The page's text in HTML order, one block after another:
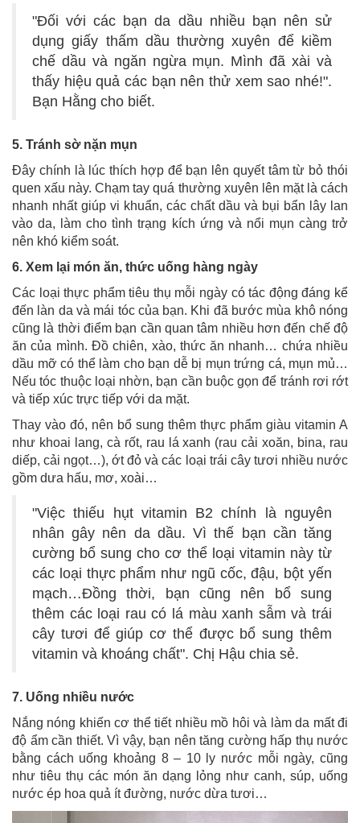
"Đối với các bạn da dầu nhiều bạn nên sử
dụng giấy thấm dầu thường xuyên để kiềm
chế dầu và ngăn ngừa mụn. Mình đã xài và
thấy hiệu quả các bạn nên thử xem sao nhé!".
Bạn Hằng cho biết.
5. Tránh sờ nặn mụn
Đây chính là lúc thích hợp để bạn lên quyết tâm từ bỏ thói
quen xấu này. Chạm tay quá thường xuyên lên mặt là cách
nhanh nhất giúp vi khuẩn, các chất dầu và bụi bẩn lây lan
vào da, làm cho tình trạng kích ứng và nổi mụn càng trở
nên khó kiểm soát.
6. Xem lại món ăn, thức uống hàng ngày
Các loại thực phẩm tiêu thụ mỗi ngày có tác động đáng kể
đến làn da và mái tóc của bạn. Khi đã bước mùa khô nóng
cũng là thời điểm bạn cần quan tâm nhiều hơn đến chế độ
ăn của mình. Đồ chiên, xào, thức ăn nhanh… chứa nhiều
dầu mỡ có thể làm cho bạn dễ bị mụn trứng cá, mụn mủ…
Nếu tóc thuộc loại nhờn, bạn cần buộc gọn để tránh rơi rớt
và tiếp xúc trực tiếp với da mặt.
Thay vào đó, nên bổ sung thêm thực phẩm giàu vitamin A
như khoai lang, cà rốt, rau lá xanh (rau cải xoăn, bina, rau
diếp, cải ngọt…), ớt đỏ và các loại trái cây tươi nhiều nước
gồm dưa hấu, mơ, xoài…
"Việc thiếu hụt vitamin B2 chính là nguyên
nhân gây nên da dầu. Vì thế bạn cần tăng
cường bổ sung cho cơ thể loại vitamin này từ
các loại thực phẩm như ngũ cốc, đậu, bột yến
mạch…Đồng thời, bạn cũng nên bổ sung
thêm các loại rau có lá màu xanh sẫm và trái
cây tươi để giúp cơ thể được bổ sung thêm
vitamin và khoáng chất". Chị Hậu chia sẻ.
7. Uống nhiều nước
Nắng nóng khiến cơ thể tiết nhiều mồ hôi và làm da mất đi
độ ẩm cần thiết. Vì vậy, bạn nên tăng cường hấp thụ nước
bằng cách uống khoảng 8 – 10 ly nước mỗi ngày, cũng
như tiêu thụ các món ăn dạng lỏng như canh, súp, uống
nước ép hoa quả ít đường, nước dừa tươi…